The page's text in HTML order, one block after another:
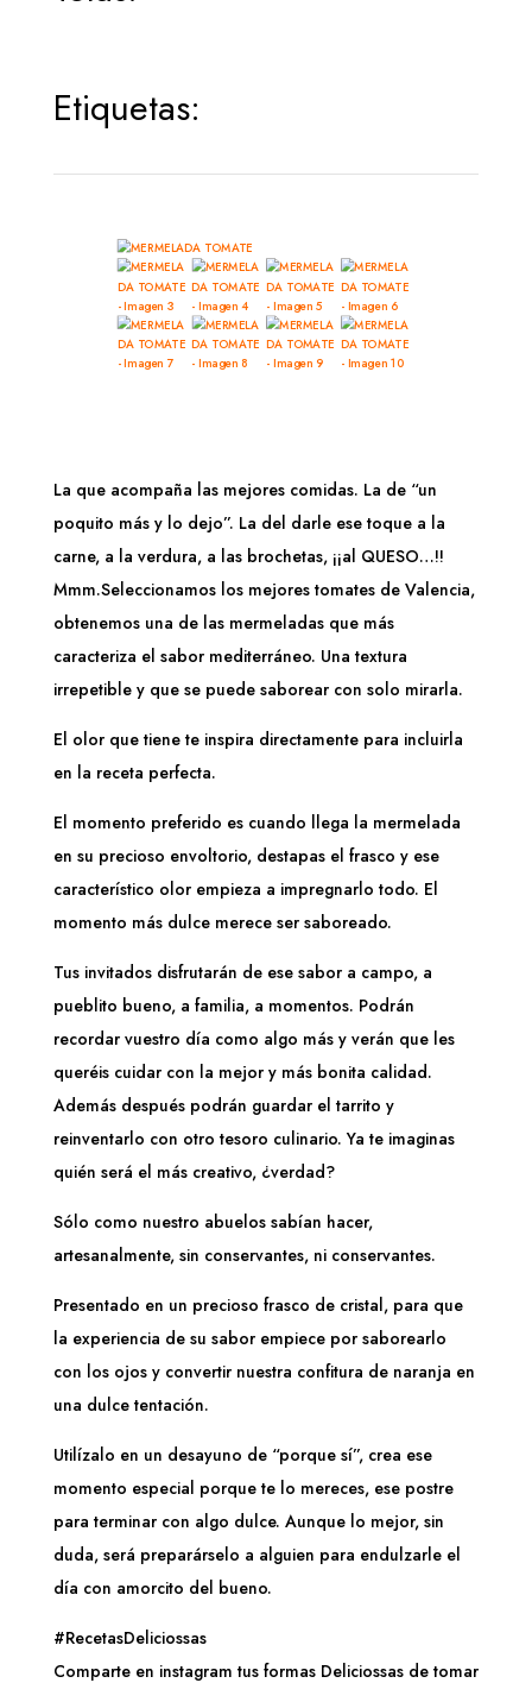
Etiquetas:
La que acompaña las mejores comidas. La de “un
poquito más y lo dejo”. La del darle ese toque a la
carne, a la verdura, a las brochetas, ¡¡al QUESO…!!
Mmm.Seleccionamos los mejores tomates de Valencia,
obtenemos una de las mermeladas que más
caracteriza el sabor mediterráneo. Una textura
irrepetible y que se puede saborear con solo mirarla.
El olor que tiene te inspira directamente para incluirla
en la receta perfecta.
El momento preferido es cuando llega la mermelada
en su precioso envoltorio, destapas el frasco y ese
característico olor empieza a impregnarlo todo. El
momento más dulce merece ser saboreado.
Tus invitados disfrutarán de ese sabor a campo, a
pueblito bueno, a familia, a momentos. Podrán
recordar vuestro día como algo más y verán que les
queréis cuidar con la mejor y más bonita calidad.
Además después podrán guardar el tarrito y
reinventarlo con otro tesoro culinario. Ya te imaginas
quién será el más creativo, ¿verdad?
Sólo como nuestro abuelos sabían hacer,
artesanalmente, sin conservantes, ni conservantes.
Presentado en un precioso frasco de cristal, para que
la experiencia de su sabor empiece por saborearlo
con los ojos y convertir nuestra confitura de naranja en
una dulce tentación.
Utilízalo en un desayuno de “porque sí”, crea ese
momento especial porque te lo mereces, ese postre
para terminar con algo dulce. Aunque lo mejor, sin
duda, será preparárselo a alguien para endulzarle el
día con amorcito del bueno.
#RecetasDeliciossas
Comparte en instagram tus formas Deliciossas de tomar